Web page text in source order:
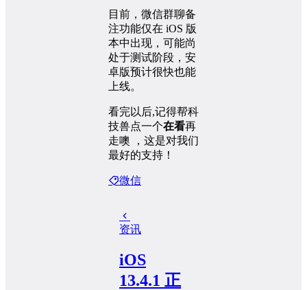
目前，微信群聊备
注功能仅在 iOS 版
本中出现，可能尚
处于测试阶段，安
卓版预计很快也能
上线。
看完以后,记得帮科
技兽点一个在看再
走噢 ，这是对我们
最好的支持！
微信
资讯
iOS
13.4.1 正